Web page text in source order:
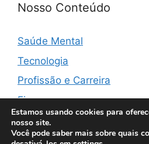
Nosso Conteúdo
Saúde Mental
Tecnologia
Profissão e Carreira
Finanças
Estamos usando cookies para
nosso site.
Você pode saber mais sobre quais